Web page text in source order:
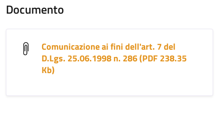
Documento
Comunicazione ai fini dell'art. 7 del
D.Lgs. 25.06.1998 n. 286 (PDF 238.35
Kb)